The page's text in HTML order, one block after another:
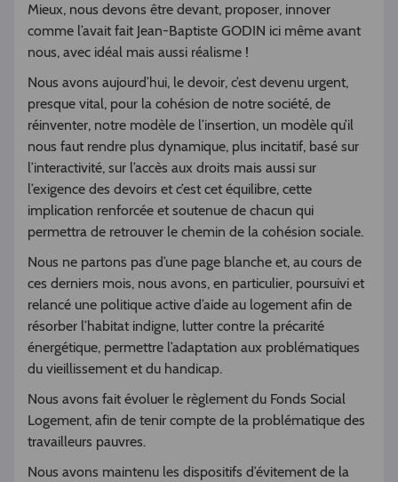
Mieux, nous devons être devant, proposer, innover
comme l’avait fait Jean-Baptiste GODIN ici même avant
nous, avec idéal mais aussi réalisme !
Nous avons aujourd’hui, le devoir, c’est devenu urgent,
presque vital, pour la cohésion de notre société, de
réinventer, notre modèle de l’insertion, un modèle qu’il
nous faut rendre plus dynamique, plus incitatif, basé sur
l’interactivité, sur l’accès aux droits mais aussi sur
l’exigence des devoirs et c’est cet équilibre, cette
implication renforcée et soutenue de chacun qui
permettra de retrouver le chemin de la cohésion sociale.
Nous ne partons pas d’une page blanche et, au cours de
ces derniers mois, nous avons, en particulier, poursuivi et
relancé une politique active d’aide au logement afin de
résorber l’habitat indigne, lutter contre la précarité
énergétique, permettre l’adaptation aux problématiques
du vieillissement et du handicap.
Nous avons fait évoluer le règlement du Fonds Social
Logement, afin de tenir compte de la problématique des
travailleurs pauvres.
Nous avons maintenu les dispositifs d’évitement de la